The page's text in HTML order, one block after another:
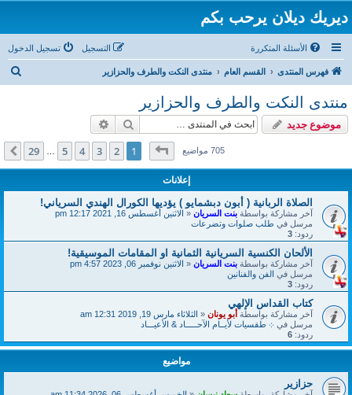
ديريك ديلان يرحب بكم
الأسئلة المتكررة تسجيل الدخول التسجيل
فهرس المنتدى القسم العام منتدى النكت والطرف والحزازير
ب
منتدى النكت والطرف والحزازير
موضوع جديد بحث
705 مواضيعصفحة1من29
1
2
3
4
5
29 التالي
إعلانات
الصلاة الربانية ( أبون دبشمايو ) يؤديها الكورال الهندي السرياني!
آخر مشاركة بواسطةبنت السريان«الاثنين أغسطس 16, 2021 12:17 pm
مرسل فيطلب صلوات وتضرعات
ردود: 3
الألحان الكنسية السريانية الثمانية او المقامات الموسيقية!
آخر مشاركة بواسطةبنت السريان«الاثنين نوفمبر 06, 2023 4:57 pm
مرسل فيالفن والفنانين
ردود: 3
كتاب القداس الإلهي
آخر مشاركة بواسطةأبو يونان«الثلاثاء مارس 19, 2019 12:31 am
مرسل في܀ طقسيات لأيــام الآحـــــاد & الأعيـــاد
ردود: 6
مواضيع
حزازير